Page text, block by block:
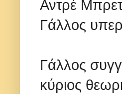
Αντρέ
Γάλλος
Γάλλος
κύριος